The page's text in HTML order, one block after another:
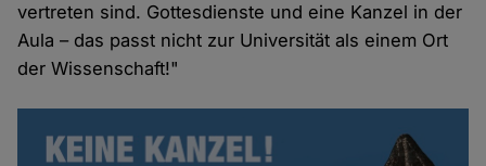
vertreten sind. Gottesdienste und eine Kanzel in der
Aula – das passt nicht zur Universität als einem Ort
der Wissenschaft!"